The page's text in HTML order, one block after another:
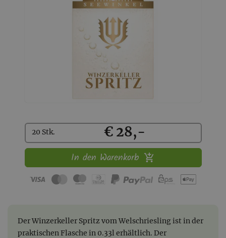
Kaufen
20 Stk. € 28,-
In den Warenkorb
Der Winzerkeller Spritz vom Welschriesling ist in der
praktischen Flasche in 0.33l erhältlich. Der